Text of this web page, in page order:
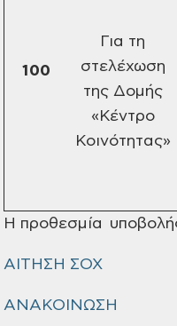
100
Για τη
στελέχωση
τηςΔομής
«Κέντρο
Κοινότητας»
Η προθεσμία
ΑΙΤΗΣΗ ΣΟΧ
ΑΝΑΚΟΙΝΩΣΗ